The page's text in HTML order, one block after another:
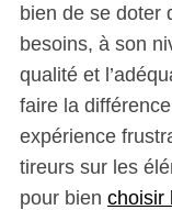
bien de se doter
besoins, à son
qualité et
faire la
expérience
tireurs sur les
pour bien choisir